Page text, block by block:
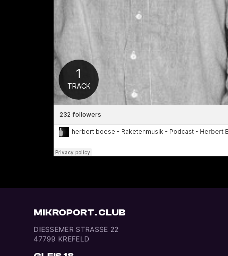
MIKROPORT. CLUB
DIESSEMER STRASSE 22
47799 KREFELD